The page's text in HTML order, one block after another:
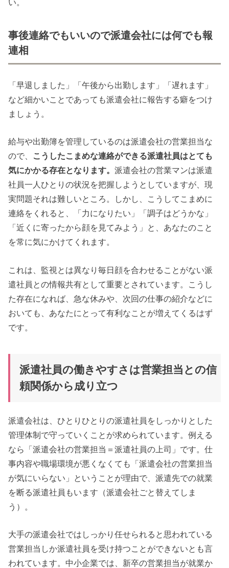
い。
事後連絡でもいいので派遣会社には何でも報
連相
「早退しました」「午後から出勤します」「遅れます」
など細かいことであっても派遣会社に報告する癖をつけ
ましょう。
給与や出勤簿を管理しているのは派遣会社の営業担当な
ので、 こうしたこまめな連絡ができる派遣社員はとても
気にかかる存在となります。派遣会社の営業マンは派遣
社員一人ひとりの状況を把握しようとしていますが、現
実問題それは難しいところ。しかし、こうしてこまめに
連絡をくれると、「力になりたい」「調子はどうかな」
「近くに寄ったから顔を見てみよう」と、あなたのこと
を常に気にかけてくれます。
これは、監視とは異なり毎日顔を合わせることがない派
遣社員との情報共有として重要とされています。こうし
た存在になれば、急な休みや、次回の仕事の紹介などに
おいても、あなたにとって有利なことが増えてくるはず
です。
派遣社員の働きやすさは営業担当との信
頼関係から成り立つ
派遣会社は、ひとりひとりの派遣社員をしっかりとした
管理体制で守っていくことが求められています。例える
なら「派遣会社の営業担当＝派遣社員の上司」です。仕
事内容や職場環境が悪くなくても「派遣会社の営業担当
が気にいらない」ということが理由で、派遣先での就業
を断る派遣社員もいます（派遣会社ごと替えてしま
う）。
大手の派遣会社ではしっかり任せられると思われている
営業担当しか派遣社員を受け持つことができないとも言
われています。中小企業では、新卒の営業担当が就業か